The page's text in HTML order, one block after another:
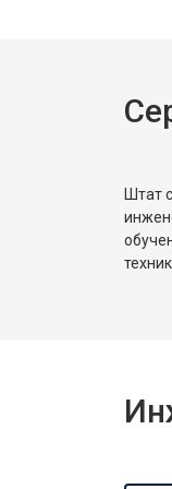
Штат